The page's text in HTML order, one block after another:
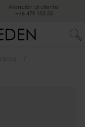
Atención al cliente
+46 479 155 55